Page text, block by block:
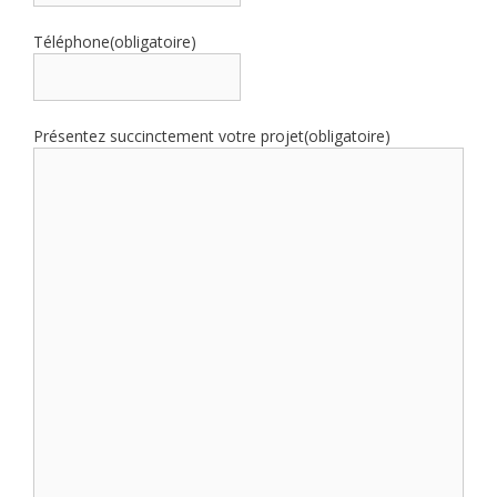
Téléphone(obligatoire)
Présentez succinctement votre projet(obligatoire)